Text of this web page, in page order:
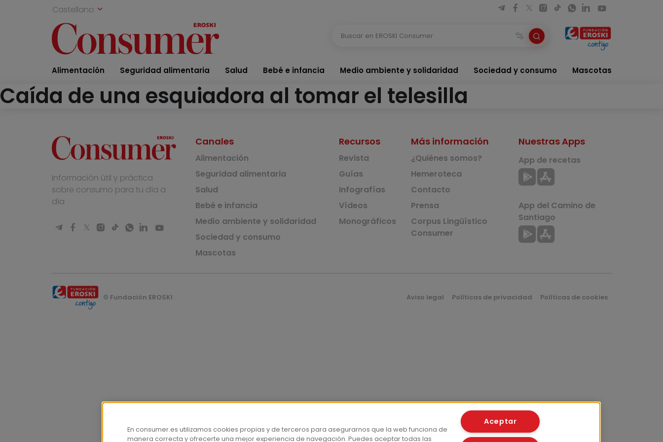
Castellano
Alimentación Seguridad alimentaria Salud Bebé e infancia Medio ambiente y solidaridad Sociedad y consumo Mascotas
Caída de una esquiadora al tomar el telesilla
Información útil y práctica
sobre consumo para tu día a
día
Canales
Alimentación
Seguridad alimentaria
Salud
Bebé e infancia
Medio ambiente y solidaridad
Sociedad y consumo
Mascotas
Recursos
Revista
Guías
Infografías
Vídeos
Monográficos
Más información
¿Quiénes somos?
Hemeroteca
Contacto
Prensa
Corpus Lingüístico
Consumer
Nuestras Apps
App de recetas
App del Camino de
Santiago
© Fundación EROSKI Aviso legal Políticas de privacidad Políticas de cookies
En consumer.es utilizamos cookies propias y de terceros para asegurarnos que la web funciona de
manera correcta y ofrecerte una mejor experiencia de navegación. Puedes aceptar todas las
Aceptar